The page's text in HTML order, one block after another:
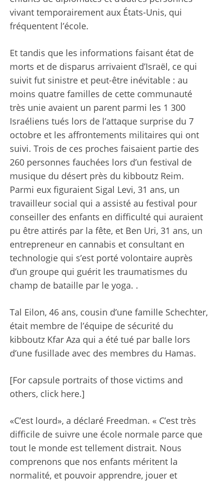
vivant temporairement aux États-Unis, qui
fréquentent l’école.
Et tandis que les informations faisant état de
morts et de disparus arrivaient d’Israël, ce qui
suivit fut sinistre et peut-être inévitable : au
moins quatre familles de cette communauté
très unie avaient un parent parmi les 1 300
Israéliens tués lors de l’attaque surprise du 7
octobre et les affrontements militaires qui ont
suivi. Trois de ces proches faisaient partie des
260 personnes fauchées lors d’un festival de
musique du désert près du kibboutz Reim.
Parmi eux figuraient Sigal Levi, 31 ans, un
travailleur social qui a assisté au festival pour
conseiller des enfants en difficulté qui auraient
pu être attirés par la fête, et Ben Uri, 31 ans, un
entrepreneur en cannabis et consultant en
technologie qui s’est porté volontaire auprès
d’un groupe qui guérit les traumatismes du
champ de bataille par le yoga. .
Tal Eilon, 46 ans, cousin d’une famille Schechter,
était membre de l’équipe de sécurité du
kibboutz Kfar Aza qui a été tué par balle lors
d’une fusillade avec des membres du Hamas.
[For capsule portraits of those victims and
others, click here.]
«C’est lourd», a déclaré Freedman. « C’est très
difficile de suivre une école normale parce que
tout le monde est tellement distrait. Nous
comprenons que nos enfants méritent la
normalité, et pouvoir apprendre, jouer et